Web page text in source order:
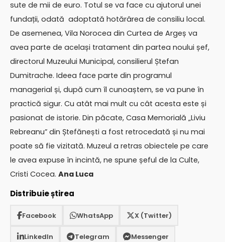
sute de mii de euro. Totul se va face cu ajutorul unei
fundații, odată adoptată hotărârea de consiliu local.
De asemenea, Vila Norocea din Curtea de Argeș va
avea parte de același tratament din partea noului șef,
directorul Muzeului Municipal, consilierul Ștefan
Dumitrache. Ideea face parte din programul
managerial și, după cum îl cunoaștem, se va pune în
practică sigur. Cu atât mai mult cu cât acesta este și
pasionat de istorie. Din păcate, Casa Memorială „Liviu
Rebreanu” din Ștefănești a fost retrocedată și nu mai
poate să fie vizitată. Muzeul a retras obiectele pe care
le avea expuse în incintă, ne spune șeful de la Culte,
Cristi Cocea. Ana Luca
Distribuie știrea
Facebook WhatsApp X (Twitter)
LinkedIn Telegram Messenger